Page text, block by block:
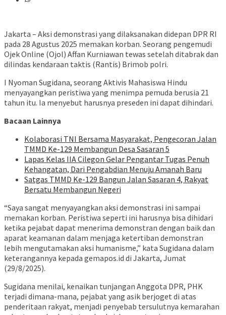
Jakarta – Aksi demonstrasi yang dilaksanakan didepan DPR RI
pada 28 Agustus 2025 memakan korban. Seorang pengemudi
Ojek Online (Ojol) Affan Kurniawan tewas setelah ditabrak dan
dilindas kendaraan taktis (Rantis) Brimob polri.
I Nyoman Sugidana, seorang Aktivis Mahasiswa Hindu
menyayangkan peristiwa yang menimpa pemuda berusia 21
tahun itu. Ia menyebut harusnya preseden ini dapat dihindari.
Bacaan Lainnya
Kolaborasi TNI Bersama Masyarakat, Pengecoran Jalan
TMMD Ke-129 Membangun Desa Sasaran 5
Lapas Kelas IIA Cilegon Gelar Pengantar Tugas Penuh
Kehangatan, Dari Pengabdian Menuju Amanah Baru
Satgas TMMD Ke-129 Bangun Jalan Sasaran 4, Rakyat
Bersatu Membangun Negeri
“Saya sangat menyayangkan aksi demonstrasi ini sampai
memakan korban. Peristiwa seperti ini harusnya bisa dihidari
ketika pejabat dapat menerima demonstran dengan baik dan
aparat keamanan dalam menjaga ketertiban demonstran
lebih mengutamakan aksi humanisme,” kata Sugidana dalam
keterangannya kepada gemapos.id di Jakarta, Jumat
(29/8/2025).
Sugidana menilai, kenaikan tunjangan Anggota DPR, PHK
terjadi dimana-mana, pejabat yang asik berjoget di atas
penderitaan rakyat, menjadi penyebab tersulutnya kemarahan